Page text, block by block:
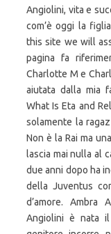
Angiolini, vita e
com’è oggi la
this site we will
pagina fa
Charlotte M e
aiutata dalla mia
What Is Eta and
solamente la
Non è la Rai ma
lascia mai nulla al
due anni dopo ha
della Juventus
d’amore. Ambra
Angiolini è nata